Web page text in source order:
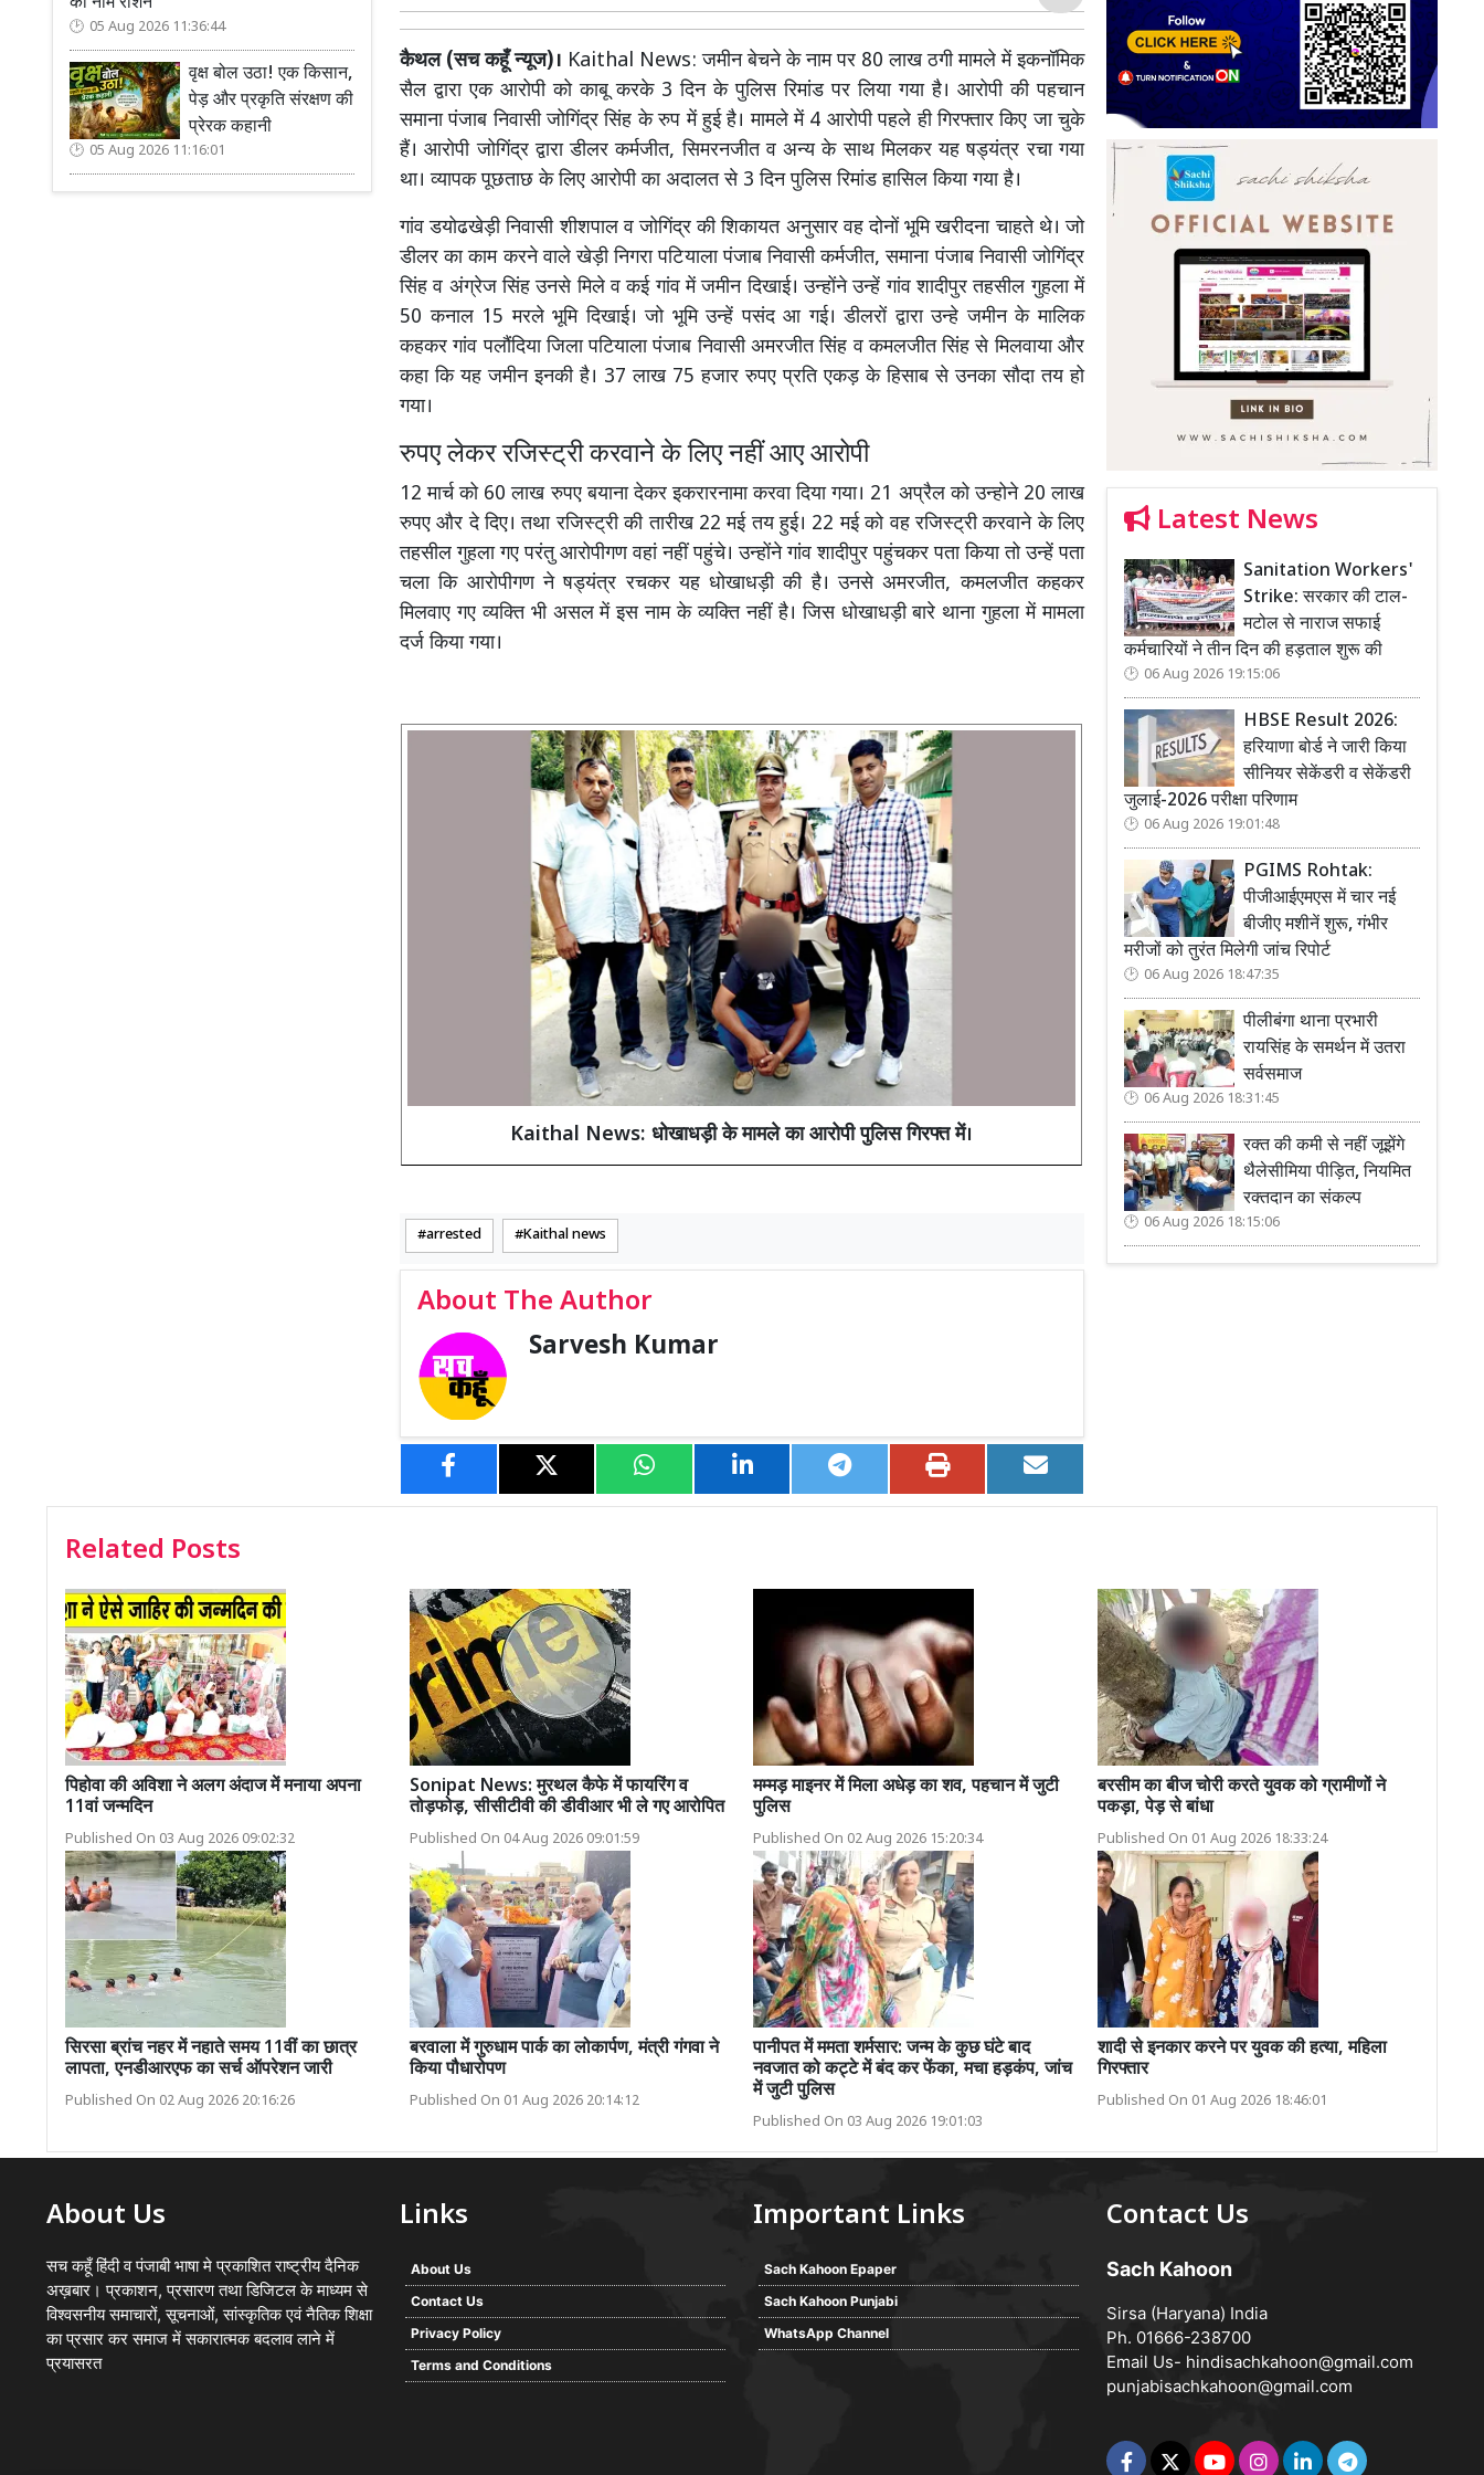
05 Aug 2026 11:36:44
वृक्ष बोल उठा! एक किसान,
पेड़ और प्रकृति संरक्षण की
प्रेरक कहानी
05 Aug 2026 11:16:01
कैथल (सच कहूँ न्यूज)। Kaithal News: जमीन बेचने के नाम पर 80 लाख ठगी मामले में इकनॉमिक
सैल द्वारा एक आरोपी को काबू करके 3 दिन के पुलिस रिमांड पर लिया गया है। आरोपी की पहचान
समाना पंजाब निवासी जोगिंद्र सिंह के रुप में हुई है। मामले में 4 आरोपी पहले ही गिरफ्तार किए जा चुके
हैं। आरोपी जोगिंद्र द्वारा डीलर कर्मजीत, सिमरनजीत व अन्य के साथ मिलकर यह षड्यंत्र रचा गया
था। व्यापक पूछताछ के लिए आरोपी का अदालत से 3 दिन पुलिस रिमांड हासिल किया गया है।
गांव डयोढखेड़ी निवासी शीशपाल व जोगिंद्र की शिकायत अनुसार वह दोनों भूमि खरीदना चाहते थे। जो
डीलर का काम करने वाले खेड़ी निगरा पटियाला पंजाब निवासी कर्मजीत, समाना पंजाब निवासी जोगिंद्र
सिंह व अंग्रेज सिंह उनसे मिले व कई गांव में जमीन दिखाई। उन्होंने उन्हें गांव शादीपुर तहसील गुहला में
50 कनाल 15 मरले भूमि दिखाई। जो भूमि उन्हें पसंद आ गई। डीलरों द्वारा उन्हे जमीन के मालिक
कहकर गांव पलौंदिया जिला पटियाला पंजाब निवासी अमरजीत सिंह व कमलजीत सिंह से मिलवाया और
कहा कि यह जमीन इनकी है। 37 लाख 75 हजार रुपए प्रति एकड़ के हिसाब से उनका सौदा तय हो
गया।
रुपए लेकर रजिस्ट्री करवाने के लिए नहीं आए आरोपी
12 मार्च को 60 लाख रुपए बयाना देकर इकरारनामा करवा दिया गया। 21 अप्रैल को उन्होने 20 लाख
रुपए और दे दिए। तथा रजिस्ट्री की तारीख 22 मई तय हुई। 22 मई को वह रजिस्ट्री करवाने के लिए
तहसील गुहला गए परंतु आरोपीगण वहां नहीं पहुंचे। उन्होंने गांव शादीपुर पहुंचकर पता किया तो उन्हें पता
चला कि आरोपीगण ने षड्यंत्र रचकर यह धोखाधड़ी की है। उनसे अमरजीत, कमलजीत कहकर
मिलवाए गए व्यक्ति भी असल में इस नाम के व्यक्ति नहीं है। जिस धोखाधड़ी बारे थाना गुहला में मामला
दर्ज किया गया।
Kaithal News: धोखाधड़ी के मामले का आरोपी पुलिस गिरफ्त में।
arrested Kaithal news
About The Author
Sarvesh Kumar
Latest News
Sanitation Workers'
Strike: सरकार की टाल-
मटोल से नाराज सफाई
कर्मचारियों ने तीन दिन की हड़ताल शुरू की
06 Aug 2026 19:15:06
HBSE Result 2026:
हरियाणा बोर्ड ने जारी किया
सीनियर सेकेंडरी व सेकेंडरी
जुलाई-2026 परीक्षा परिणाम
06 Aug 2026 19:01:48
PGIMS Rohtak:
पीजीआईएमएस में चार नई
बीजीए मशीनें शुरू, गंभीर
मरीजों को तुरंत मिलेगी जांच रिपोर्ट
06 Aug 2026 18:47:35
पीलीबंगा थाना प्रभारी
रायसिंह के समर्थन में उतरा
सर्वसमाज
06 Aug 2026 18:31:45
रक्त की कमी से नहीं जूझेंगे
थैलेसीमिया पीड़ित, नियमित
रक्तदान का संकल्प
06 Aug 2026 18:15:06
Related Posts
पिहोवा की अविशा ने अलग अंदाज में मनाया अपना
11वां जन्मदिन
Published On 03 Aug 2026 09:02:32
Sonipat News: मुरथल कैफे में फायरिंग व
तोड़फोड़, सीसीटीवी की डीवीआर भी ले गए आरोपित
Published On 04 Aug 2026 09:01:59
मम्मड़ माइनर में मिला अधेड़ का शव, पहचान में जुटी
पुलिस
Published On 02 Aug 2026 15:20:34
बरसीम का बीज चोरी करते युवक को ग्रामीणों ने
पकड़ा, पेड़ से बांधा
Published On 01 Aug 2026 18:33:24
सिरसा ब्रांच नहर में नहाते समय 11वीं का छात्र
लापता, एनडीआरएफ का सर्च ऑपरेशन जारी
Published On 02 Aug 2026 20:16:26
बरवाला में गुरुधाम पार्क का लोकार्पण, मंत्री गंगवा ने
किया पौधारोपण
Published On 01 Aug 2026 20:14:12
पानीपत में ममता शर्मसार: जन्म के कुछ घंटे बाद
नवजात को कट्टे में बंद कर फेंका, मचा हड़कंप, जांच
में जुटी पुलिस
Published On 03 Aug 2026 19:01:03
शादी से इनकार करने पर युवक की हत्या, महिला
गिरफ्तार
Published On 01 Aug 2026 18:46:01
About Us
सच कहूँ हिंदी व पंजाबी भाषा मे प्रकाशित राष्ट्रीय दैनिक
अख़बार। प्रकाशन, प्रसारण तथा डिजिटल के माध्यम से
विश्वसनीय समाचारों, सूचनाओं, सांस्कृतिक एवं नैतिक शिक्षा
का प्रसार कर समाज में सकारात्मक बदलाव लाने में
प्रयासरत
Links
About Us
Contact Us
Privacy Policy
Terms and Conditions
Important Links
Sach Kahoon Epaper
Sach Kahoon Punjabi
WhatsApp Channel
Contact Us
Sach Kahoon
Sirsa (Haryana) India
Ph. 01666-238700
Email Us- hindisachkahoon@gmail.com
punjabisachkahoon@gmail.com